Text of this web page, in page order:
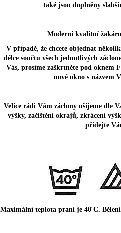
také jsou doplněny
Moderní kvalitní
V případě, že chcete objednat
délce součtu všech jednotlivých
Vás, prosíme zaškrtněte pod oknem
nové okno s názvem
Velice rádi Vám záclony ušijeme dle
výšky, začištění okrajů, zkrácení
přidejte
Maximální teplota praní je 40̊ C.